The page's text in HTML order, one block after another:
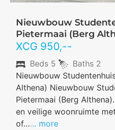
Nieuwbouw
Pietermaai (Berg
XCG 950,--
Beds 5 Baths 2
Nieuwbouw
Althena) Nieuwbouw
Pietermaai (Berg
en veilige woonruimte
of…… more